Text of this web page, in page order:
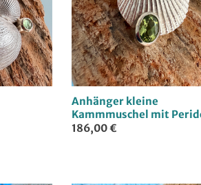
Anhänger kleine
Kammmuschel mit
186,00 €